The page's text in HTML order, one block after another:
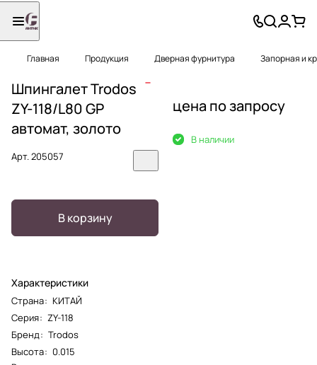
Главная Продукция Дверная фурнитура Запорная и
Шпингалет Trodos
ZY-118/L80 GP
автомат, золото
Арт.205057
В корзину
Характеристики
Страна: КИТАЙ
Серия: ZY-118
Бренд: Trodos
Высота: 0.015
цена по запросу
В наличии